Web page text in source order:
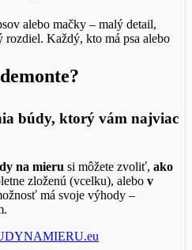
alebo mačky – malý detail,
Každý, kto má psa alebo
búdy, ktorý vám najviac
na mieru si môžete zvoliť, ako
zloženú (vcelku), alebo v
má svoje výhody –